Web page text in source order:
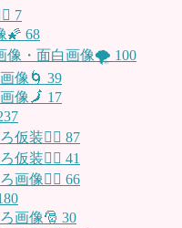
7
🌠 68
像・面白画像🌪 100
像🌀 39
像🗾 17
仮装👯‍♂️ 87
仮装🧞‍♀️ 41
画像🧛‍♂️ 66
画像🎅 30